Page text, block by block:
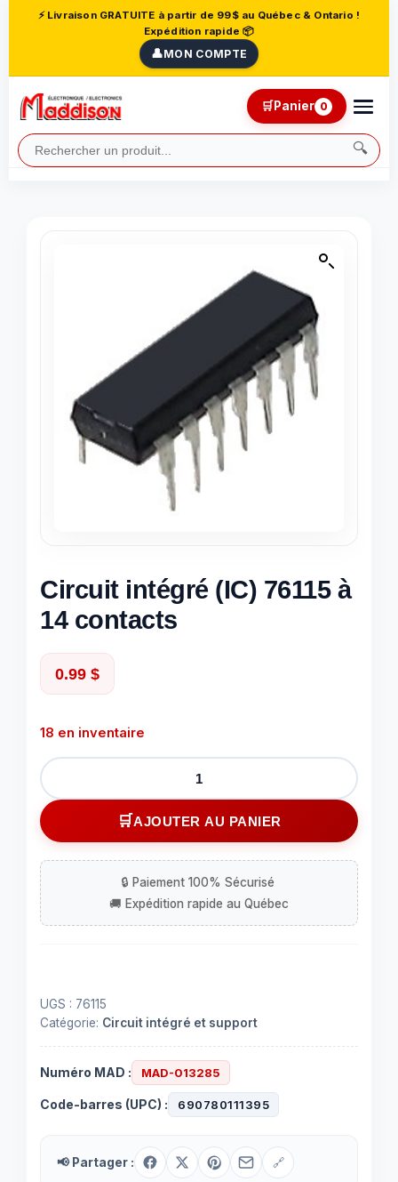
⚡ Livraison GRATUITE à partir de 99$ au Québec & Ontario !
Expédition rapide 📦
👤MON COMPTE
🔍
🛒Panier 0
Circuit intégré (IC) 76115 à
14 contacts
0.99 $
18 en inventaire
quantité
de
Circuit
intégré
(IC)
76115
à
14
AJOUTER AU PANIER
UGS : 76115
Catégorie: Circuit intégré et support
Numéro MAD : MAD-013285
Code-barres (UPC) : 690780111395
📢 Partager : 🔗